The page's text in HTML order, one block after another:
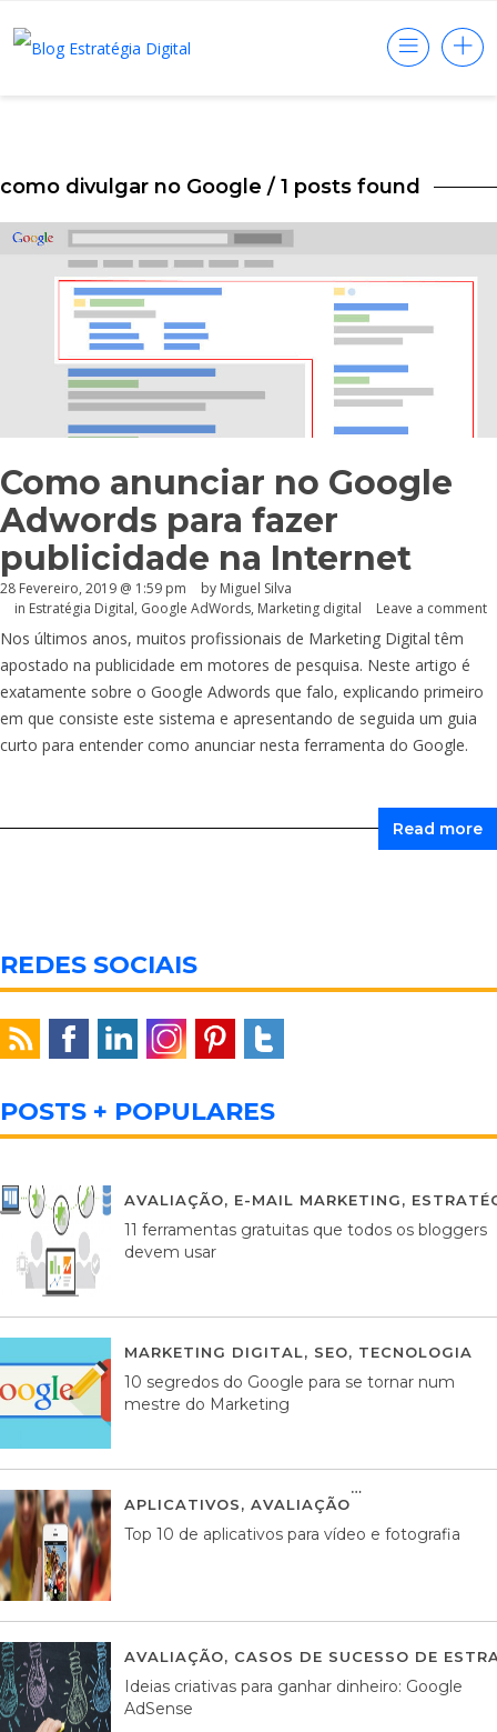
como divulgar no Google / 1 posts found
Como anunciar no Google
Adwords para fazer
publicidade na Internet
28 Fevereiro, 2019 @ 1:59 pm by Miguel Silva
in Estratégia Digital, Google AdWords, Marketing digital Leave a comment
Nos últimos anos, muitos profissionais de Marketing Digital têm
apostado na publicidade em motores de pesquisa. Neste artigo é
exatamente sobre o Google Adwords que falo, explicando primeiro
em que consiste este sistema e apresentando de seguida um guia
curto para entender como anunciar nesta ferramenta do Google.
Read more
REDES SOCIAIS
POSTS + POPULARES
AVALIAÇÃO, E-MAIL MARKETING,
11 ferramentas gratuitas que todos os bloggers
devem usar
MARKETING DIGITAL, SEO, TECNOLOGIA
10 segredos do Google para se tornar num
mestre do Marketing
APLICATIVOS, AVALIAÇÃO
Top 10 de aplicativos para vídeo e fotografia
AVALIAÇÃO, CASOS DE SUCESSO DE
Ideias criativas para ganhar dinheiro: Google
AdSense